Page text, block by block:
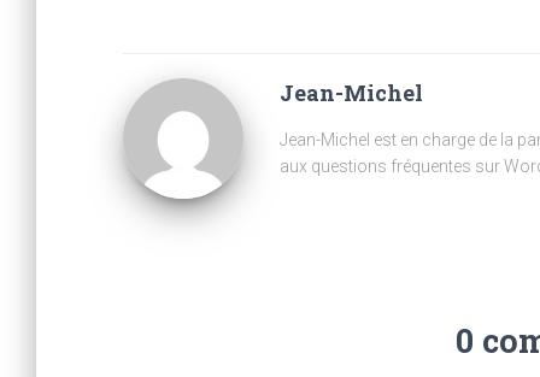
Jean-Michel
Jean-Michel est en charge de la
aux questions fréquentes sur
0